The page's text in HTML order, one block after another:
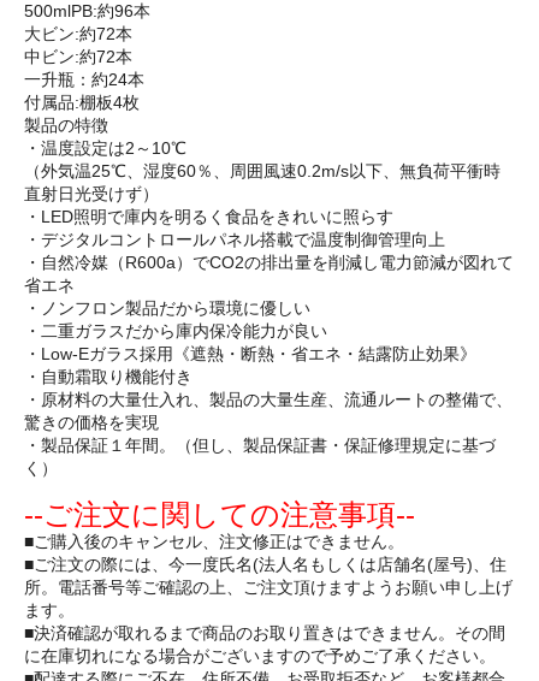
500mlPB:約96本
大ビン:約72本
中ビン:約72本
一升瓶：約24本
付属品:棚板4枚
製品の特徴
・温度設定は2～10℃
（外気温25℃、湿度60％、周囲風速0.2m/s以下、無負荷平衝時
直射日光受けず）
・LED照明で庫内を明るく食品をきれいに照らす
・デジタルコントロールパネル搭載で温度制御管理向上
・自然冷媒（R600a）でCO2の排出量を削減し電力節減が図れて
省エネ
・ノンフロン製品だから環境に優しい
・二重ガラスだから庫内保冷能力が良い
・Low-Eガラス採用《遮熱・断熱・省エネ・結露防止効果》
・自動霜取り機能付き
・原材料の大量仕入れ、製品の大量生産、流通ルートの整備で、
驚きの価格を実現
・製品保証１年間。（但し、製品保証書・保証修理規定に基づ
く）
--ご注文に関しての注意事項--
■ご購入後のキャンセル、注文修正はできません。
■ご注文の際には、今一度氏名(法人名もしくは店舗名(屋号)、住
所。電話番号等ご確認の上、ご注文頂けますようお願い申し上げ
ます。
■決済確認が取れるまで商品のお取り置きはできません。その間
に在庫切れになる場合がございますので予めご了承ください。